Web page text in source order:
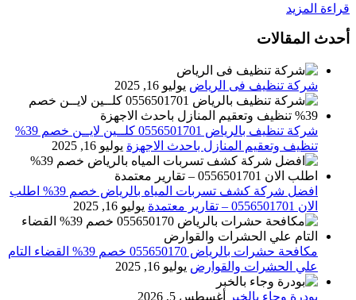
قراءة المزيد
أحدث المقالات
شركة تنظيف فى الرياض يوليو 16, 2025
شركة تنظيف بالرياض 0556501701 كلــين لايــن خصم 39%
تنظيف وتعقيم المنازل باحدث الاجهزة يوليو 16, 2025
افضل شركة كشف تسربات المياه بالرياض خصم 39% اطلب
الان 0556501701‬‏ – تقارير معتمدة
يوليو 16, 2025
مكافحة حشرات بالرياض 055650170 خصم 39% القضاء التام
علي الحشرات والقوارض يوليو 16, 2025
بودرة وجاء بالخبر أغسطس 5, 2026